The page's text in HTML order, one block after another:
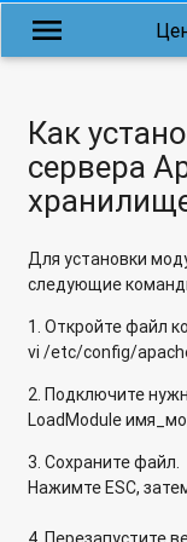
menu
длинными
Почему не
Proxy-сервер?
Почему не
Photo Station и
если зайти не
Почему сетевое
Domain Controller)
Скольким
Возможно ли к
Как
сервера
Для установки
следующие
1. Откройте файл
vi /etc/config/
2. Подключите
LoadModule
3. Сохраните файл.
Нажимте ESC,